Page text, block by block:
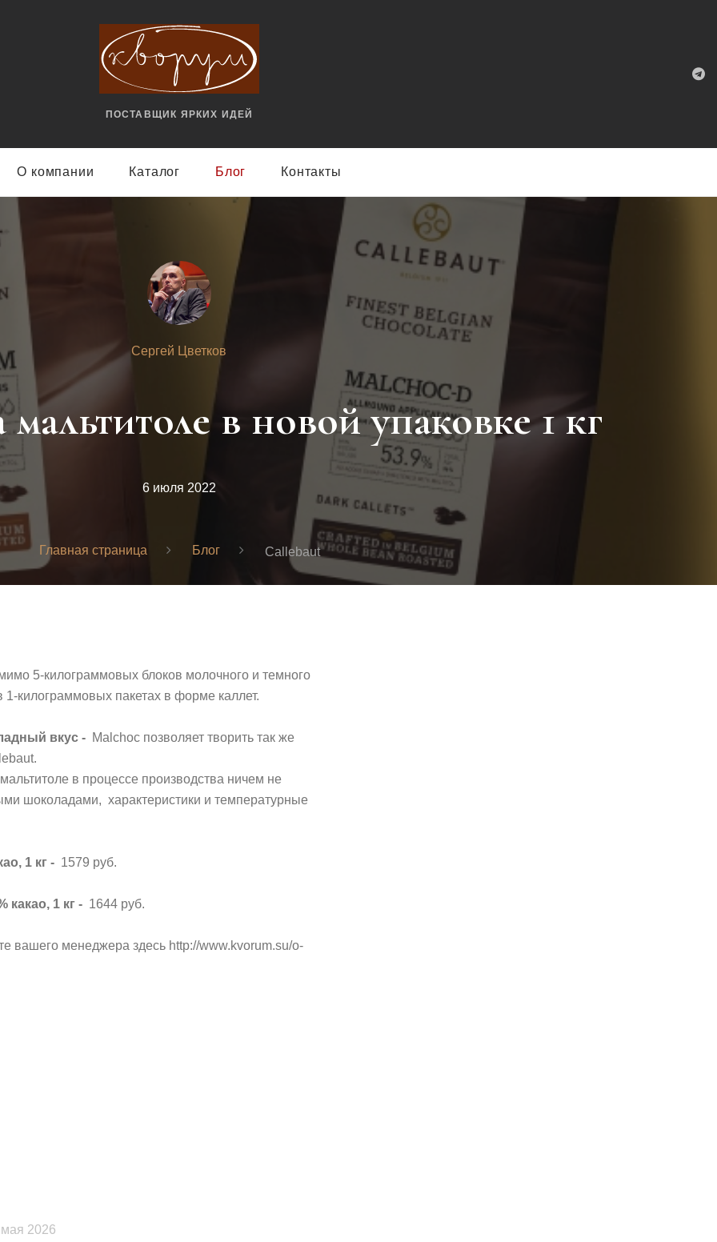
ПОСТАВЩИК ЯРКИX ИДЕЙ
О компании Каталог Блог Контакты
Сергей Цветков
в новой упаковке 1 кг
6 июля 2022
Главная страница Блог Callebaut
5-килограммовых блоков молочного и темного
килограммовых пакетах в форме каллет.
вкус - Malchoc позволяет творить так же
в процессе производства ничем не
шоколадами, характеристики и температурные
1 кг - 1579 руб.
1 кг - 1644 руб.
вашего менеджера здесь http://www.kvorum.su/o-
2026